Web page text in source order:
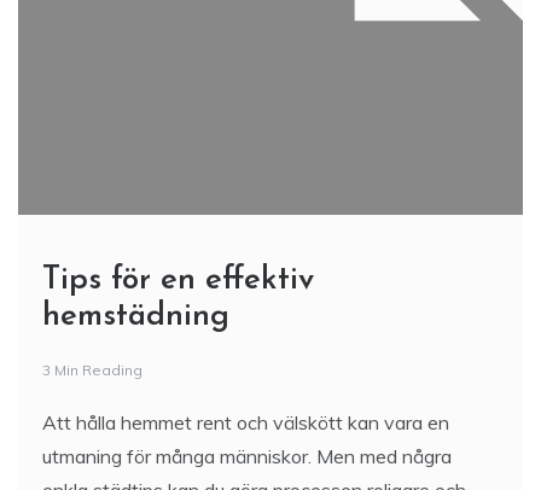
Tips för en effektiv
hemstädning
3 Min Reading
Att hålla hemmet rent och välskött kan vara en
utmaning för många människor. Men med några